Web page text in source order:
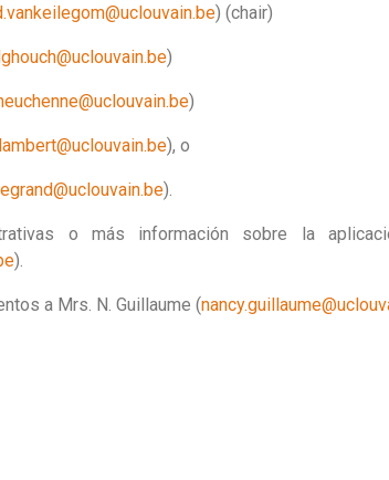
) (chair)
)
)
), o
).
o más información sobre la
).
a Mrs. N. Guillaume (